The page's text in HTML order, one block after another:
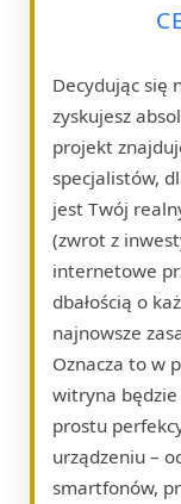
Decydując się
zyskujesz
projekt
specjalistów,
jest Twój
(zwrot z
internetowe
dbałością o
najnowsze
Oznacza to w
witryna
prostu
urządzeniu –
smartfonów,